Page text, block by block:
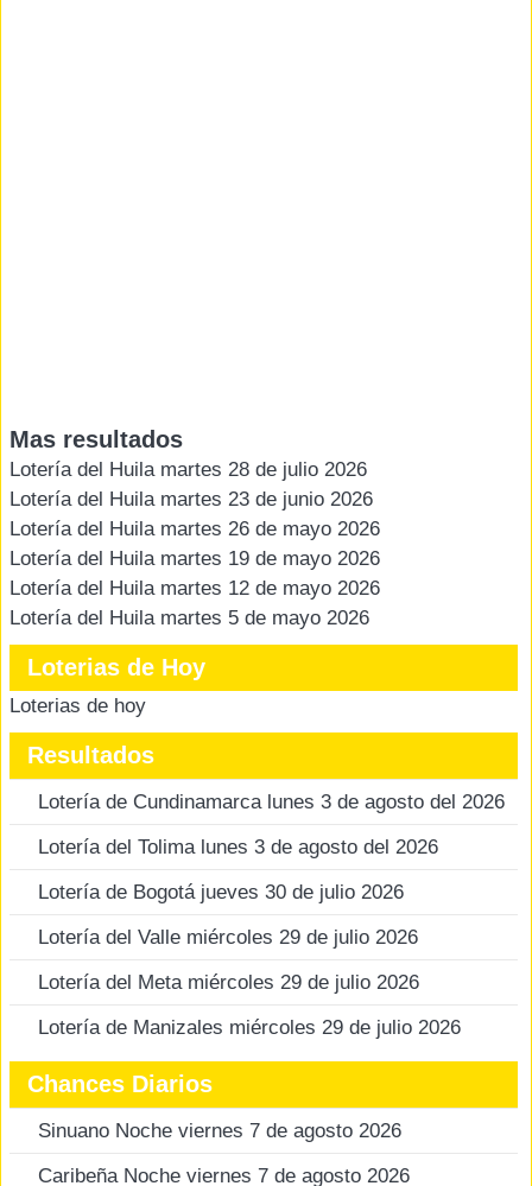
Mas resultados
Lotería del Huila martes 28 de julio 2026
Lotería del Huila martes 23 de junio 2026
Lotería del Huila martes 26 de mayo 2026
Lotería del Huila martes 19 de mayo 2026
Lotería del Huila martes 12 de mayo 2026
Lotería del Huila martes 5 de mayo 2026
Loterias de Hoy
Loterias de hoy
Resultados
Lotería de Cundinamarca lunes 3 de agosto del 2026
Lotería del Tolima lunes 3 de agosto del 2026
Lotería de Bogotá jueves 30 de julio 2026
Lotería del Valle miércoles 29 de julio 2026
Lotería del Meta miércoles 29 de julio 2026
Lotería de Manizales miércoles 29 de julio 2026
Chances Diarios
Sinuano Noche viernes 7 de agosto 2026
Caribeña Noche viernes 7 de agosto 2026